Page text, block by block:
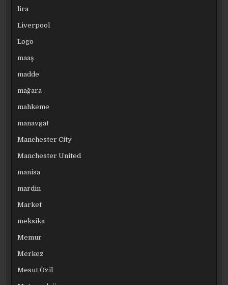
lira
Liverpool
Logo
maaş
madde
mağara
mahkeme
manavgat
Manchester City
Manchester United
manisa
mardin
Market
meksika
Memur
Merkez
Mesut Özil